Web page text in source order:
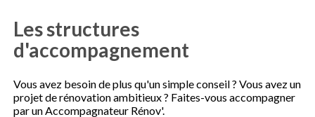
Les structures
d'accompagnement
Vous avez besoin de plus qu'un simple conseil ? Vous avez un
projet de rénovation ambitieux ? Faites-vous accompagner
par un Accompagnateur Rénov'.